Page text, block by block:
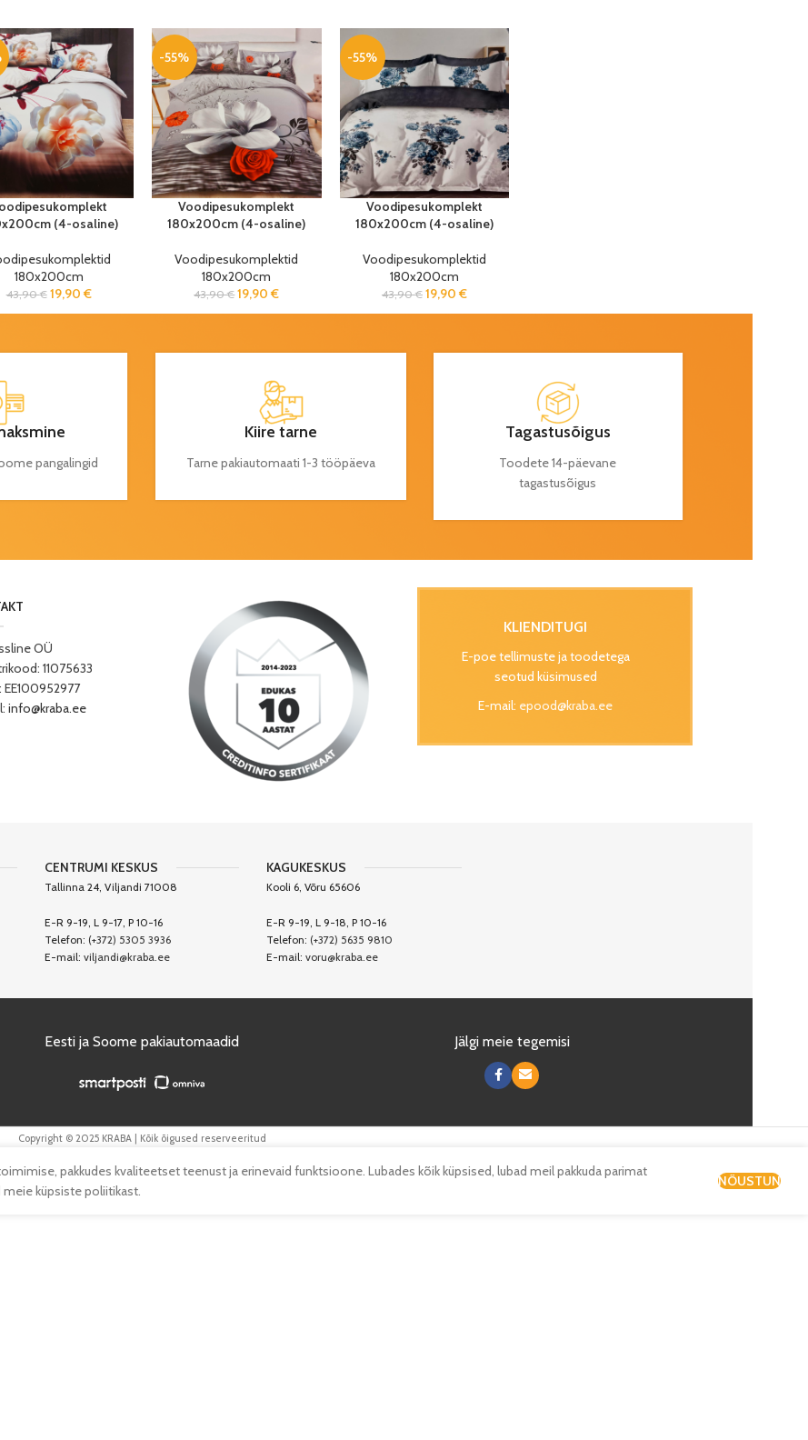
(4-osaline)
180x200cm
43,90€ 19,90 €
-55%
Voodipesukomplekt
180x200cm (4-osaline)
Voodipesukomplektid
180x200cm
43,90€ 19,90€
-55%
Voodipesukomplekt
180x200cm (4-osaline)
Voodipesukomplektid
180x200cm
43,90€ 19,90 €
pangalingid
Kiire tarne
Tarne pakiautomaati 1-3 tööpäeva
Tagastusõigus
Toodete 14-päevane
tagastusõigus
OÜ
11075633
EE100952977
info@kraba.ee
KLIENDITUGI
E-poe tellimuste ja toodetega
seotud küsimused
E-mail: epood@kraba.ee
CENTRUMI KESKUS
Tallinna 24, Viljandi 71008
E-R 9-19, L 9-17, P 10-16
Telefon: (+372) 5305 3936
E-mail: viljandi@kraba.ee
KAGUKESKUS
Kooli 6, Võru 65606
E-R 9-19, L 9-18, P 10-16
Telefon: (+372) 5635 9810
E-mail:voru@kraba.ee
Eesti ja Soome pakiautomaadid Jälgi meie tegemisi
Copyright © 2025 KRABA | Kõik õigused reserveeritud
pakkudes kvaliteetset teenust ja erinevaid funktsioone. Lubades kõik küpsised, lubad meil pakkuda parimat
küpsiste poliitikast.
NÕUSTUN